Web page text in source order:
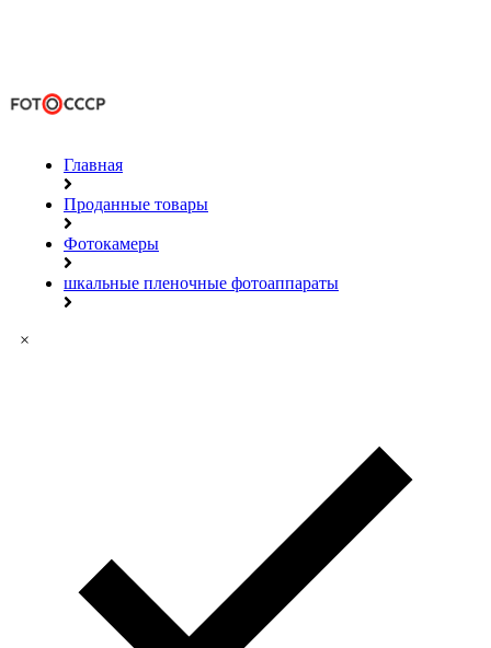
Главная
Проданные товары
Фотокамеры
шкальные пленочные фотоаппараты
×